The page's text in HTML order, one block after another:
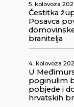
5. kolovoza
Čestitka
Posavca
branitelja
4. kolovoza
U
poginulim
pobjede i
hrvatskih